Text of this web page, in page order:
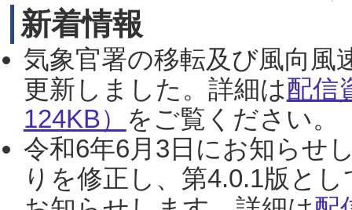
新着情報
気象官署の移転及び風向風
更新しました。詳細は配信
124KB） をご覧ください。
令和6年6月3日にお知らせ
りを修正し、第4.0.1版と